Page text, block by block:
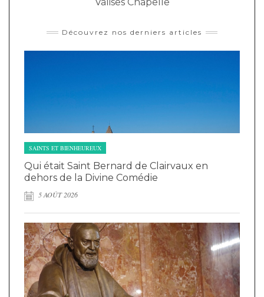
Découvrez nos derniers articles
SAINTS ET BIENHEUREUX
Qui était Saint Bernard de Clairvaux en
dehors de la Divine Comédie
5 AOÛT 2026